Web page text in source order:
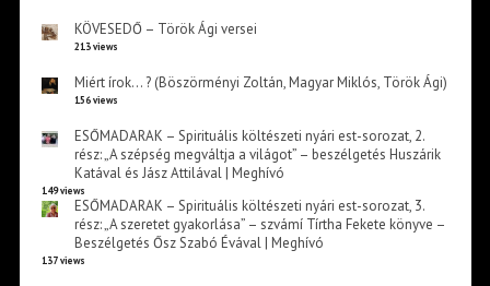
KÖVESEDŐ – Török Ági versei
213 views
Miért írok… ? (Böszörményi Zoltán, Magyar Miklós, Török Ági)
156 views
ESŐMADARAK – Spirituális költészeti nyári est-sorozat, 2.
rész: „A szépség megváltja a világot” – beszélgetés Huszárik
Katával és Jász Attilával | Meghívó
149 views
ESŐMADARAK – Spirituális költészeti nyári est-sorozat, 3.
rész: „A szeretet gyakorlása” – szvámí Tírtha Fekete könyve –
Beszélgetés Ősz Szabó Évával | Meghívó
137 views